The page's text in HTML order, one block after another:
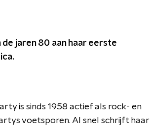
jaren 80 aan haar eerste
is sinds 1958 actief als rock- en
voetsporen. Al snel schrijft haar